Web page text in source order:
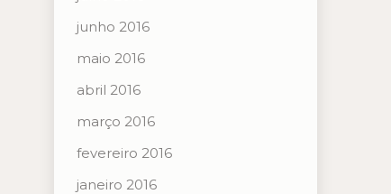
junho 2016
maio 2016
abril 2016
março 2016
fevereiro 2016
janeiro 2016